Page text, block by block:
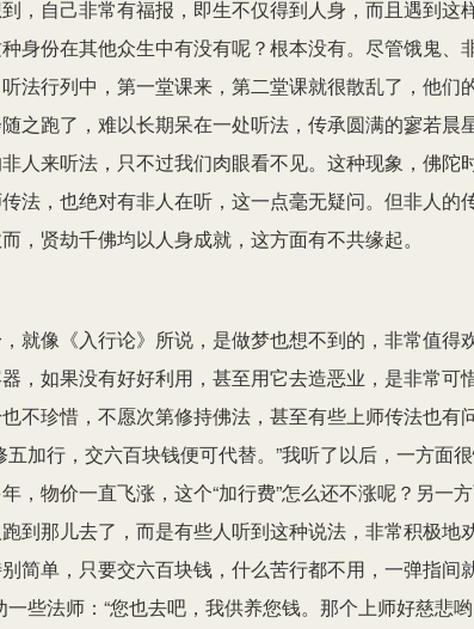
，自己非常有福报，即生不仅得到人身，而且遇到这
身份在其他众生中有没有呢？根本没有。尽管饿鬼、
法行列中，第一堂课来，第二堂课就很散乱了，他们
之跑了，难以长期呆在一处听法，传承圆满的寥若晨
人来听法，只不过我们肉眼看不见。这种现象，佛陀
法，也绝对有非人在听，这一点毫无疑问。但非人的
，贤劫千佛均以人身成就，这方面有不共缘起。
就像《入行论》所说，是做梦也想不到的，非常值得
，如果没有好好利用，甚至用它去造恶业，是非常可
不珍惜，不愿次第修持佛法，甚至有些上师传法也有
五加行，交六百块钱便可代替。”我听了以后，一方面
，物价一直飞涨，这个“加行费”怎么还不涨呢？另一
到那儿去了，而是有些人听到这种说法，非常积极地
简单，只要交六百块钱，什么苦行都不用，一弹指间
一些法师：“您也去吧，我供养您钱。那个上师好慈悲